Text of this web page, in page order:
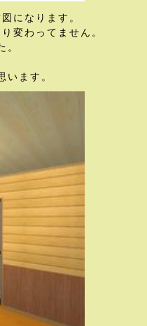
になります。
変わってません。
。
います。